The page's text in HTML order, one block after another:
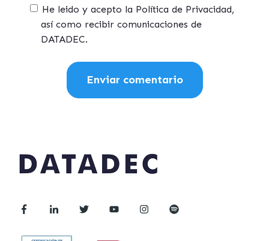
He leido y acepto la Política de Privacidad,
así como recibir comunicaciones de
DATADEC.